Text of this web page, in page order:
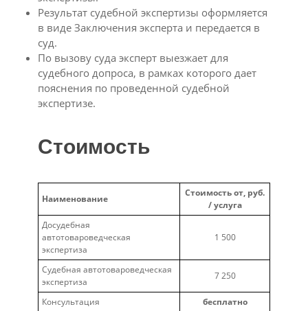
Результат судебной экспертизы оформляется
в виде Заключения эксперта и передается в
суд.
По вызову суда эксперт выезжает для
судебного допроса, в рамках которого дает
пояснения по проведенной судебной
экспертизе.
Стоимость
Наименование
Стоимость от, руб.
/ услуга
Досудебная
автотовароведческая
экспертиза
1 500
Судебная автотовароведческая
экспертиза
7 250
Консультация бесплатно